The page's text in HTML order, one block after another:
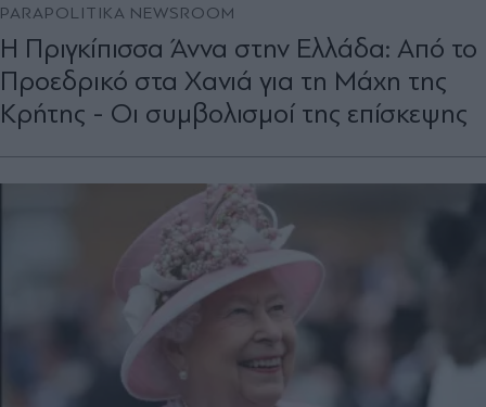
PARAPOLITIKA NEWSROOM
Η Πριγκίπισσα Άννα στην Ελλάδα: Από το
Προεδρικό στα Χανιά για τη Μάχη της
Κρήτης - Οι συμβολισμοί της επίσκεψης